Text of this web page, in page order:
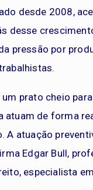
desde 2008,
desse
pressão por
um prato cheio
atuam de forma
A atuação
Edgar Bull,
especialista